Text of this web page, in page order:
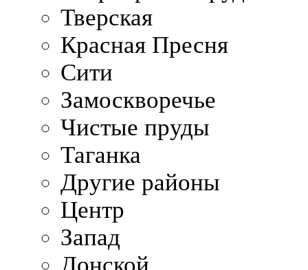
Тверская
Красная Пресня
Сити
Замоскворечье
Чистые пруды
Таганка
Другие районы
Центр
Запад